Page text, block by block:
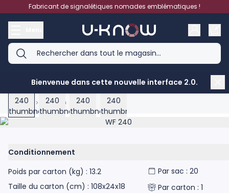
Aller au contenuFabricant de signalétiques nomades emblématiques !
Bienvenue dans cette nouvelle interface 2.0.
Accueil > WF 240
Product image gallery - scroll to see more images
Conditionnement
Poids par carton (kg) : 13.2
Taille du carton (cm) : 108x24x18
Par sac : 20
Par carton : 1